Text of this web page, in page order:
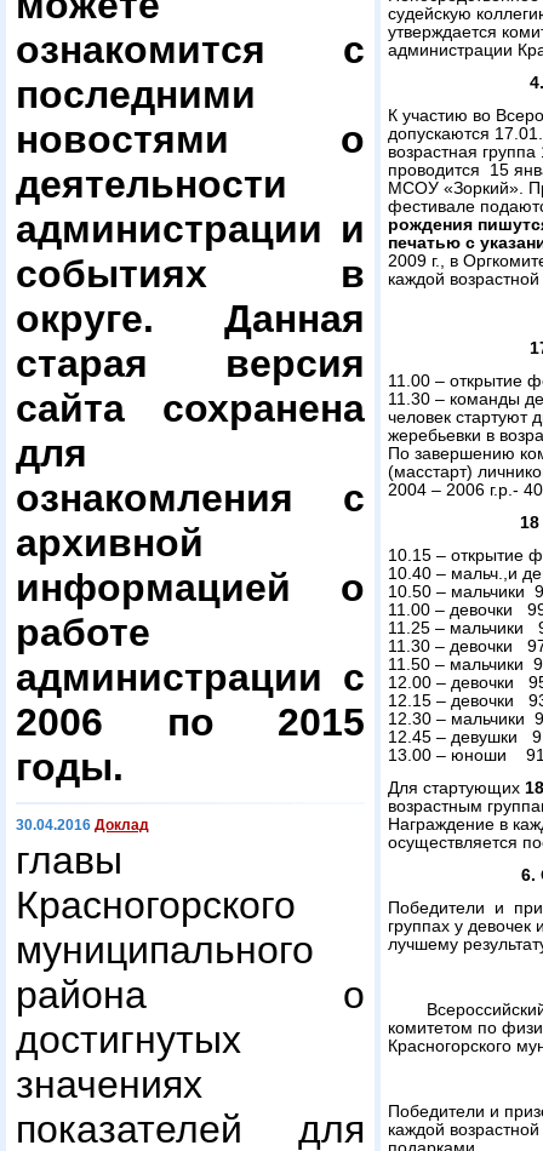
ознакомится с
последними
новостями о
деятельности
администрации и
событиях в
округе. Данная
старая версия
сайта сохранена
для
ознакомления с
архивной
информацией о
работе
администрации с
2006 по 2015
годы.
30.04.2016 Доклад
главы
Красногорского
муниципального
района о
достигнутых
значениях
показателей для
судейскую
утверждается
администрации
К участию во
допускаются
возрастная
проводится 15
МСОУ «Зоркий».
фестивале
рождения
печатью с
2009 г., в
каждой
11.00 – открытие
11.30 – команды
человек стартуют
жеребьевки в
По завершению
(масстарт)
2004 – 2006 г.р.-
10.15 – открытие
10.40 – мальч.,и
10.50 – мальчики
11.00 – девочки
11.25 – мальчики
11.30 – девочки
11.50 – мальчики
12.00 – девочки
12.15 – девочки
12.30 – мальчики
12.45 – девушки
13.00 – юноши 91
Для стартующих
возрастным
Награждение в
осуществляется
6.
Победители и
группах у
лучшему
Всероссийский
комитетом по
Красногорского
Победители и
каждой